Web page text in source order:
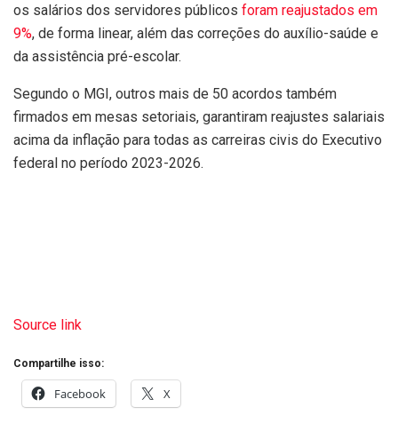
os salários dos servidores públicos foram reajustados em
9%, de forma linear, além das correções do auxílio-saúde e
da assistência pré-escolar.
Segundo o MGI, outros mais de 50 acordos também
firmados em mesas setoriais, garantiram reajustes salariais
acima da inflação para todas as carreiras civis do Executivo
federal no período 2023-2026.
Source link
Compartilhe isso:
Facebook X